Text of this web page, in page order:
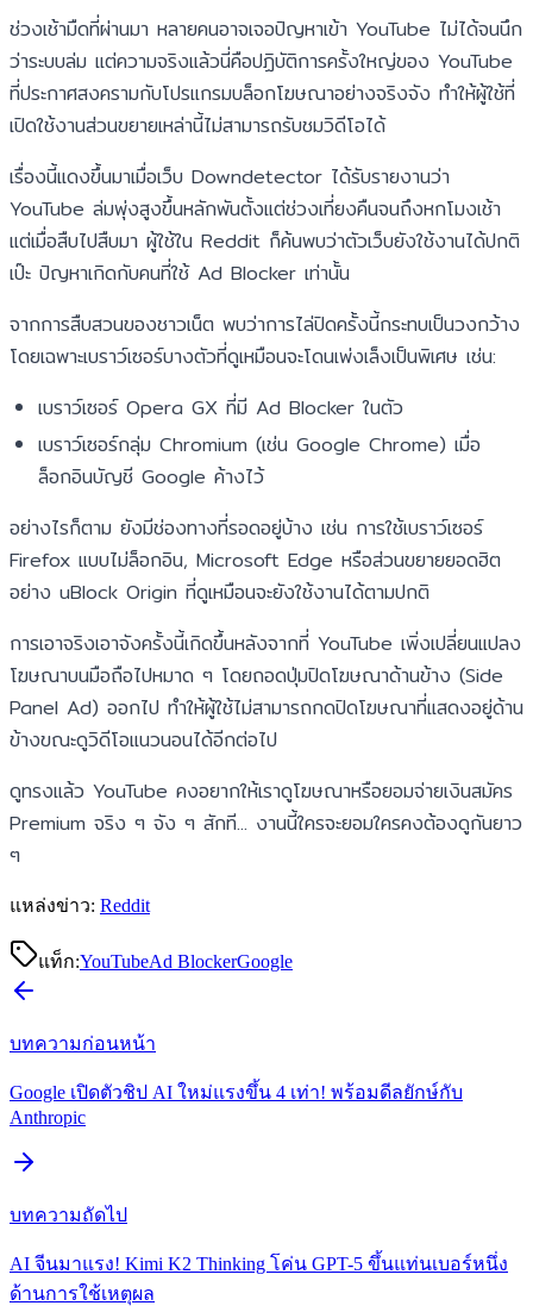
ช่วงเช้ามืดที่ผ่านมา หลายคนอาจเจอปัญหาเข้า YouTube ไม่ได้จนนึก
ว่าระบบล่ม แต่ความจริงแล้วนี่คือปฏิบัติการครั้งใหญ่ของ YouTube
ที่ประกาศสงครามกับโปรแกรมบล็อกโฆษณาอย่างจริงจัง ทำให้ผู้ใช้ที่
เปิดใช้งานส่วนขยายเหล่านี้ไม่สามารถรับชมวิดีโอได้
เรื่องนี้แดงขึ้นมาเมื่อเว็บ Downdetector ได้รับรายงานว่า
YouTube ล่มพุ่งสูงขึ้นหลักพันตั้งแต่ช่วงเที่ยงคืนจนถึงหกโมงเช้า
แต่เมื่อสืบไปสืบมา ผู้ใช้ใน Reddit ก็ค้นพบว่าตัวเว็บยังใช้งานได้ปกติ
เป๊ะ ปัญหาเกิดกับคนที่ใช้ Ad Blocker เท่านั้น
จากการสืบสวนของชาวเน็ต พบว่าการไล่ปิดครั้งนี้กระทบเป็นวงกว้าง
โดยเฉพาะเบราว์เซอร์บางตัวที่ดูเหมือนจะโดนเพ่งเล็งเป็นพิเศษ เช่น:
เบราว์เซอร์ Opera GX ที่มี Ad Blocker ในตัว
เบราว์เซอร์กลุ่ม Chromium (เช่น Google Chrome) เมื่อ
ล็อกอินบัญชี Google ค้างไว้
อย่างไรก็ตาม ยังมีช่องทางที่รอดอยู่บ้าง เช่น การใช้เบราว์เซอร์
Firefox แบบไม่ล็อกอิน, Microsoft Edge หรือส่วนขยายยอดฮิต
อย่าง uBlock Origin ที่ดูเหมือนจะยังใช้งานได้ตามปกติ
การเอาจริงเอาจังครั้งนี้เกิดขึ้นหลังจากที่ YouTube เพิ่งเปลี่ยนแปลง
โฆษณาบนมือถือไปหมาด ๆ โดยถอดปุ่มปิดโฆษณาด้านข้าง (Side
Panel Ad) ออกไป ทำให้ผู้ใช้ไม่สามารถกดปิดโฆษณาที่แสดงอยู่ด้าน
ข้างขณะดูวิดีโอแนวนอนได้อีกต่อไป
ดูทรงแล้ว YouTube คงอยากให้เราดูโฆษณาหรือยอมจ่ายเงินสมัคร
Premium จริง ๆ จัง ๆ สักที... งานนี้ใครจะยอมใครคงต้องดูกันยาว
ๆ
แหล่งข่าว: Reddit
แท็ก:YouTubeAd BlockerGoogle
บทความก่อนหน้า
Google เปิดตัวชิป AI ใหม่แรงขึ้น 4 เท่า! พร้อมดีลยักษ์กับ
Anthropic
บทความถัดไป
AI จีนมาแรง! Kimi K2 Thinking โค่น GPT-5 ขึ้นแท่นเบอร์หนึ่ง
ด้านการใช้เหตุผล